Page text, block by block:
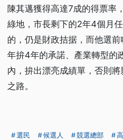
陳其邁獲得高達7成的得票率
綠地，市長剩下的2年4個月
的，仍是財政拮据，而他選
年拚4年的承諾、產業轉型的
內，拚出漂亮成績單，否則
之路。
選民 候選人 競選總部